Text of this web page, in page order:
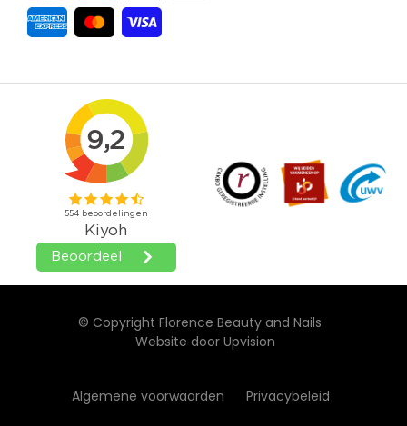
© Copyright Florence Beauty and Nails
Website door Upvision
Algemene voorwaarden Privacybeleid